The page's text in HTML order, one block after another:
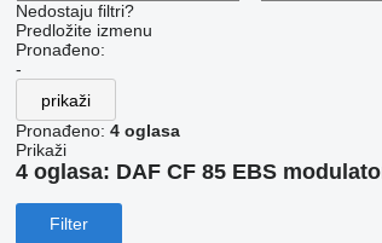
Nedostaju filtri?
Predložite izmenu
Pronađeno:
-
prikaži
Pronađeno: 4 oglasa
Prikaži
4 oglasa: DAF CF 85 EBS
Filter